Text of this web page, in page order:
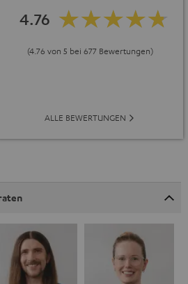
4.76
(4.76 von 5 bei 677 Bewertungen)
ALLE BEWERTUNGEN